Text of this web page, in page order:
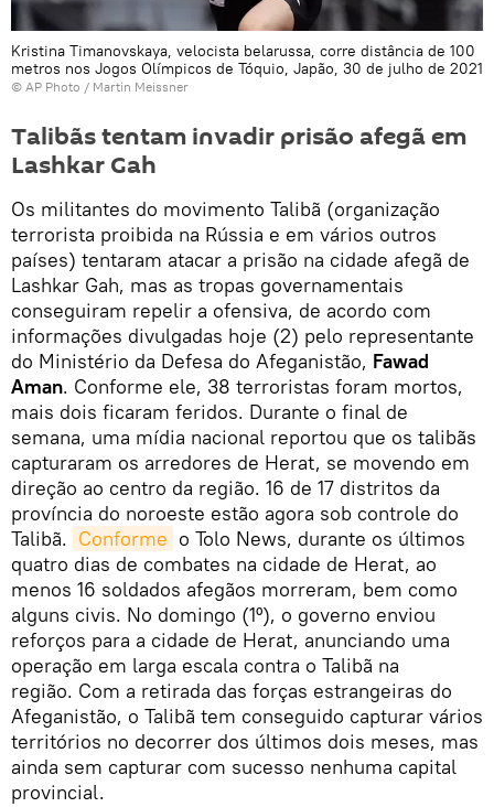
Kristina Timanovskaya, velocista belarussa, corre distância de 100
metros nos Jogos Olímpicos de Tóquio, Japão, 30 de julho de 2021
© AP Photo / Martin Meissner
Talibãs tentam invadir prisão afegã em
Lashkar Gah
Os militantes do movimento Talibã (organização
terrorista proibida na Rússia e em vários outros
países) tentaram atacar a prisão na cidade afegã de
Lashkar Gah, mas as tropas governamentais
conseguiram repelir a ofensiva, de acordo com
informações divulgadas hoje (2) pelo representante
do Ministério da Defesa do Afeganistão, Fawad
Aman. Conforme ele, 38 terroristas foram mortos,
mais dois ficaram feridos. Durante o final de
semana, uma mídia nacional reportou que os talibãs
capturaram os arredores de Herat, se movendo em
direção ao centro da região. 16 de 17 distritos da
província do noroeste estão agora sob controle do
Talibã. Conforme o Tolo News, durante os últimos
quatro dias de combates na cidade de Herat, ao
menos 16 soldados afegãos morreram, bem como
alguns civis. No domingo (1º), o governo enviou
reforços para a cidade de Herat, anunciando uma
operação em larga escala contra o Talibã na
região. Com a retirada das forças estrangeiras do
Afeganistão, o Talibã tem conseguido capturar vários
territórios no decorrer dos últimos dois meses, mas
ainda sem capturar com sucesso nenhuma capital
provincial.